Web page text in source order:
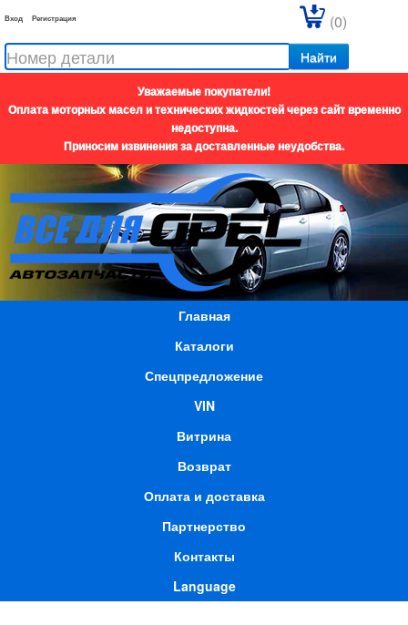
Вход Регистрация
Найти
(0)
Уважаемые покупатели!
Оплата моторных масел и технических жидкостей через сайт временно
недоступна.
Приносим извинения за доставленные неудобства.
Главная
Каталоги
Спецпредложение
VIN
Витрина
Возврат
Оплата и доставка
Партнерство
Контакты
Language